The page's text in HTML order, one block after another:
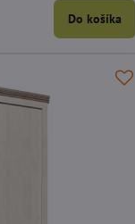
Do košíka